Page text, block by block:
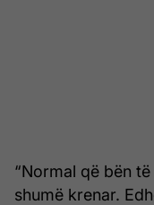
“Normal që bën
shumë krenar.